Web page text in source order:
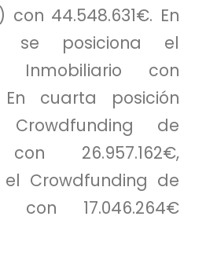
con 44.548.631€. En
se posiciona el
Inmobiliario con
En cuarta posición
de
26.957.162€,
Crowdfunding de
con 17.046.264€